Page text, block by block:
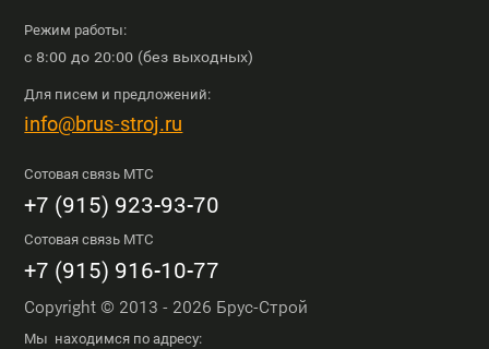
Режим работы:
с 8:00 до 20:00 (без выходных)
Для писем и предложений:
info@brus-stroj.ru
Сотовая связь МТС
+7 (915) 923-93-70
Сотовая связь МТС
+7 (915) 916-10-77
Copyright © 2013 - 2026 Брус-Строй
Мы находимся по адресу: